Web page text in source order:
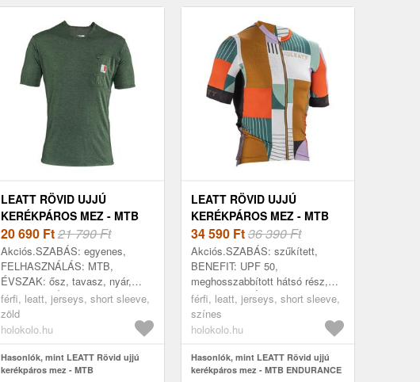
LEATT RÖVID UJJÚ
KERÉKPÁROS MEZ - MTB
ALLMOUNTAIN 2.0 - ZÖLD
20 690 Ft21 790 Ft
Akciós.SZABÁS: egyenes,
FELHASZNÁLÁS: MTB,
ÉVSZAK: ősz, tavasz, nyár,
KIVITELEZÉS: fényvisszaverő
elemek, HOSSZ: rövid ujj,
ANYAG: TENCEL™, Poliamid,
férfi, leatt, jerseys, short sleeve,
zöld
holokolo.hu
Hasonlók, mint LEATT Rövid ujjú
kerékpáros mez - MTB
LEATT RÖVID UJJÚ
KERÉKPÁROS MEZ - MTB
ENDURANCE 5.0 - SZÍNES
34 590 Ft36 390 Ft
Akciós.SZABÁS: szűkített,
BENEFIT: UPF 50,
meghosszabbított hátsó rész,
TULAJDONSÁGOK:
ergonomikus, hűsítő hatás,
lélegző, gyorsan száradó,
férfi, leatt, jerseys, short sleeve,
színes
holokolo.hu
Hasonlók, mint LEATT Rövid ujjú
kerékpáros mez - MTB ENDURANCE